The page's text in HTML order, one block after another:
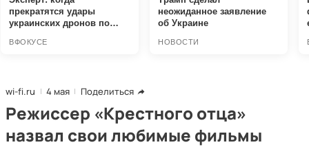
wi-fi.ru 4 мая Поделиться
Режиссер «Крестного отца»
назвал свои любимые фильмы